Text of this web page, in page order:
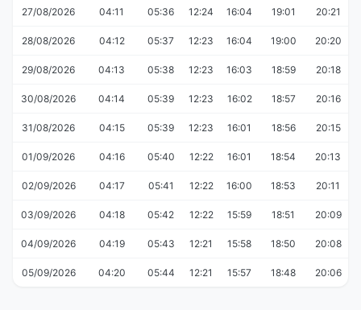
27/08/2026 04:11 05:36 12:24 16:04 19:01 20:21
28/08/2026 04:12 05:37 12:23 16:04 19:00 20:20
29/08/2026 04:13 05:38 12:23 16:03 18:59 20:18
30/08/2026 04:14 05:39 12:23 16:02 18:57 20:16
31/08/2026 04:15 05:39 12:23 16:01 18:56 20:15
01/09/2026 04:16 05:40 12:22 16:01 18:54 20:13
02/09/2026 04:17 05:41 12:22 16:00 18:53 20:11
03/09/2026 04:18 05:42 12:22 15:59 18:51 20:09
04/09/2026 04:19 05:43 12:21 15:58 18:50 20:08
05/09/2026 04:20 05:44 12:21 15:57 18:48 20:06